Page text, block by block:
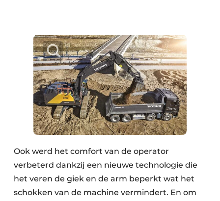
Ook werd het comfort van de operator
verbeterd dankzij een nieuwe technologie die
het veren de giek en de arm beperkt wat het
schokken van de machine vermindert. En om